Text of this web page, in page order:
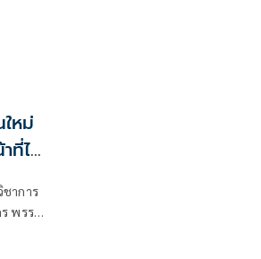
หม่
ที่ไม่
าการ
พรรค